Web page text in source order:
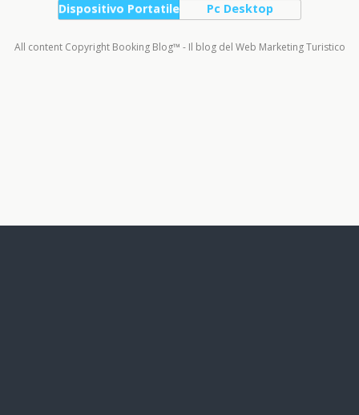
Dispositivo Portatile Pc Desktop
All content Copyright Booking Blog™ - Il blog del Web Marketing Turistico